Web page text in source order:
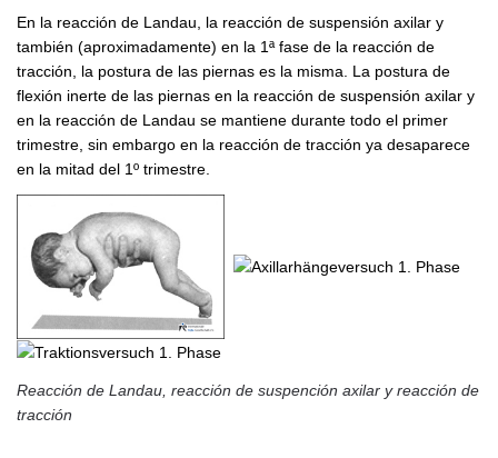
En la reacción de Landau, la reacción de suspensión axilar y
también (aproximadamente) en la 1ª fase de la reacción de
tracción, la postura de las piernas es la misma. La postura de
flexión inerte de las piernas en la reacción de suspensión axilar y
en la reacción de Landau se mantiene durante todo el primer
trimestre, sin embargo en la reacción de tracción ya desaparece
en la mitad del 1º trimestre.
Reacción de Landau, reacción de suspención axilar y reacción de
tracción